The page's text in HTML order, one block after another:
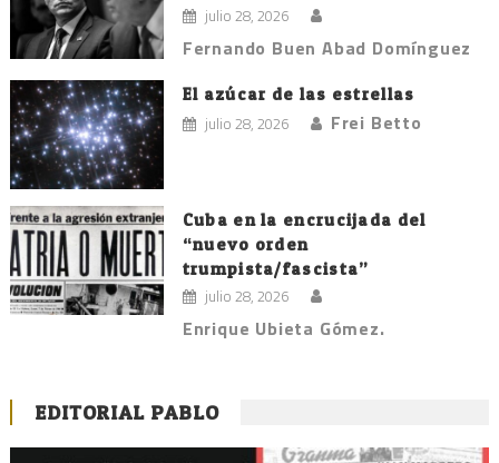
julio 28, 2026
Fernando Buen Abad Domínguez
El azúcar de las estrellas
julio 28, 2026 Frei Betto
Cuba en la encrucijada del
“nuevo orden
trumpista/fascista”
julio 28, 2026
Enrique Ubieta Gómez.
EDITORIAL PABLO